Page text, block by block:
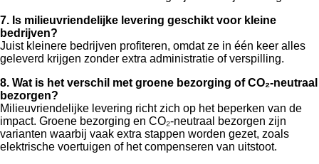
7. Is milieuvriendelijke levering geschikt voor kleine
bedrijven?
Juist kleinere bedrijven profiteren, omdat ze in één keer alles
geleverd krijgen zonder extra administratie of verspilling.
8. Wat is het verschil met groene bezorging of CO₂-neutraal
bezorgen?
Milieuvriendelijke levering richt zich op het beperken van de
impact. Groene bezorging en CO₂-neutraal bezorgen zijn
varianten waarbij vaak extra stappen worden gezet, zoals
elektrische voertuigen of het compenseren van uitstoot.